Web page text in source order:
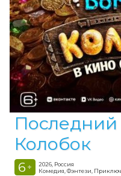
Последний
Колобок
6 +
2026, Россия
Комедия, Фэнтези,